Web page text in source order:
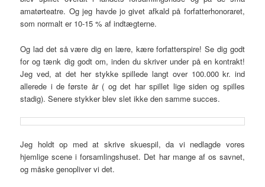
amatørteatre. Og jeg havde jo givet afkald på forfatterhonoraret,
som normalt er 10-15 % af indtægterne.
Og lad det så være dig en lære, kære forfatterspire! Se dig godt
for og tænk dig godt om, inden du skriver under på en kontrakt!
Jeg ved, at det her stykke spillede langt over 100.000 kr. ind
allerede i de første år ( og det har spillet lige siden og spilles
stadig). Senere stykker blev slet ikke den samme succes.
Jeg holdt op med at skrive skuespil, da vi nedlagde vores
hjemlige scene i forsamlingshuset. Det har mange af os savnet,
og måske genopliver vi det.